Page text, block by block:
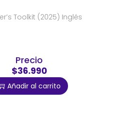
Toolkit (2025) Inglés
Precio
$36.990
Añadir al carrito